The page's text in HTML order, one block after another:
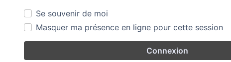
Se souvenir de moi
Masquer ma présence en ligne pour cette session